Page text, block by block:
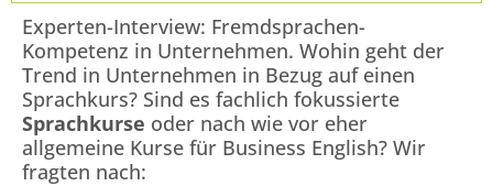
Experten-Interview: Fremdsprachen-
Kompetenz in Unternehmen. Wohin geht der
Trend in Unternehmen in Bezug auf einen
Sprachkurs? Sind es fachlich fokussierte
Sprachkurse oder nach wie vor eher
allgemeine Kurse für Business English? Wir
fragten nach: